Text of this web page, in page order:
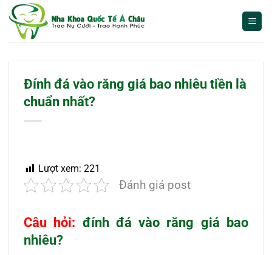
qua
Đính đá vào răng giá bao nhiêu tiền là
chuẩn nhất?
Lượt xem: 221
Đánh giá post
Câu hỏi: đính đá vào răng giá bao
nhiêu?